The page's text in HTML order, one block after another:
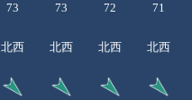
73 73 72 71
北西 北西 北西 北西